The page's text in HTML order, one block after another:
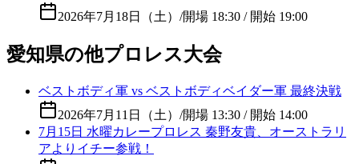
2026年7月18日（土） /開場 18:30 / 開始 19:00
愛知県の他プロレス大会
ベストボディ軍 vs ベストボディベイダー軍 最終決戦
2026年7月11日（土） /開場 13:30 / 開始 14:00
7月15日 水曜カレープロレス 秦野友貴、オーストラリ
アよりイチー参戦！